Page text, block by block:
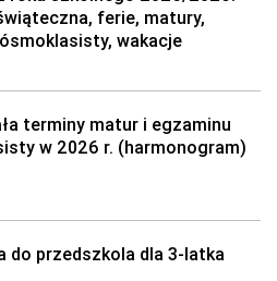
ferie, matury,
wakacje
terminy matur i egzaminu
w 2026 r. (harmonogram)
do przedszkola dla 3-latka